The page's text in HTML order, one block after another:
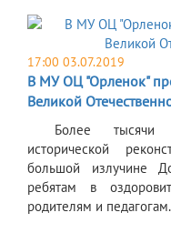
17:00 03.07.2019
В МУ ОЦ "Орленок"
Великой
Более тысячи
исторической
большой излучине
ребятам в
родителям и педагогам.